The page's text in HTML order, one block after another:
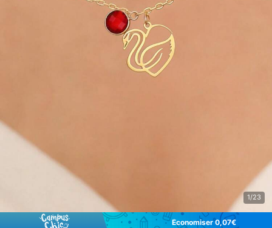
1/23
Économiser 0,07€